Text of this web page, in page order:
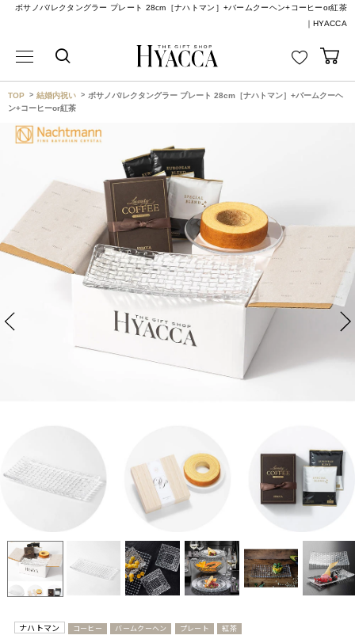
ボサノバ/レクタングラー プレート 28cm［ナハトマン］+バームクーヘン+コーヒーor紅茶
｜HYACCA
TOP 結婚内祝い
ボサノバ/レクタングラー プレート 28cm［ナハトマン］+バームクーヘ
ン+コーヒーor紅茶
ナハトマン コーヒー バームクーヘン プレート 紅茶